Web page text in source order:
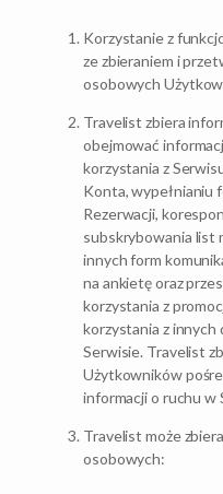
Korzystanie z
ze zbieraniem i
osobowych
Travelist zbiera
obejmować
korzystania z
Konta, wypełnianiu
Rezerwacji,
subskrybowania list
innych form
na ankietę oraz
korzystania z
korzystania z
Serwisie. Travelist
Użytkowników
informacji o ruchu w
Travelist może
osobowych: